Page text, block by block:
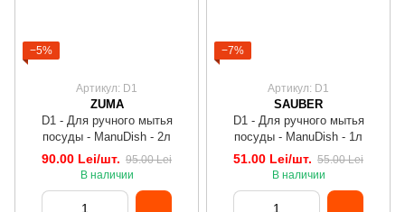
−5%
Артикул: D1
ZUMA
D1 - Для ручного мытья
посуды - ManuDish - 2л
90.00 Lei/шт. 95.00 Lei
В наличии
−7%
Артикул: D1
SAUBER
D1 - Для ручного мытья
посуды - ManuDish - 1л
51.00 Lei/шт. 55.00 Lei
В наличии